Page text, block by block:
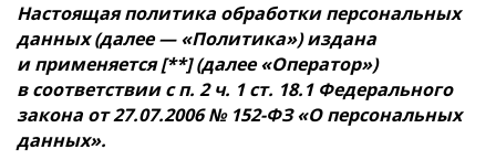
Настоящая политика обработки персональных
данных (далее — «Политика») издана
и применяется [**] (далее «Оператор»)
в соответствии с п. 2 ч. 1 ст. 18.1 Федерального
закона от 27.07.2006 № 152-ФЗ «О персональных
данных».